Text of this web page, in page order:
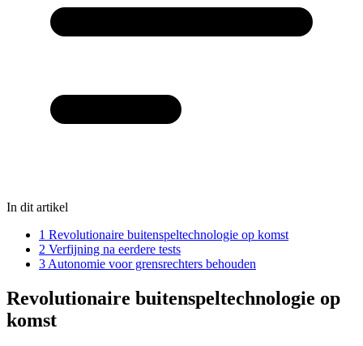
In dit artikel
1 Revolutionaire buitenspeltechnologie op komst
2 Verfijning na eerdere tests
3 Autonomie voor grensrechters behouden
Revolutionaire buitenspeltechnologie op
komst